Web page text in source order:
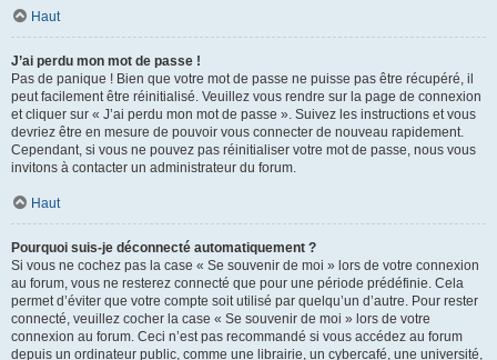
Haut
J’ai perdu mon mot de passe !
Pas de panique ! Bien que votre mot de passe ne puisse pas être récupéré, il
peut facilement être réinitialisé. Veuillez vous rendre sur la page de connexion
et cliquer sur « J’ai perdu mon mot de passe ». Suivez les instructions et vous
devriez être en mesure de pouvoir vous connecter de nouveau rapidement.
Cependant, si vous ne pouvez pas réinitialiser votre mot de passe, nous vous
invitons à contacter un administrateur du forum.
Haut
Pourquoi suis-je déconnecté automatiquement ?
Si vous ne cochez pas la case « Se souvenir de moi » lors de votre connexion
au forum, vous ne resterez connecté que pour une période prédéfinie. Cela
permet d’éviter que votre compte soit utilisé par quelqu’un d’autre. Pour rester
connecté, veuillez cocher la case « Se souvenir de moi » lors de votre
connexion au forum. Ceci n’est pas recommandé si vous accédez au forum
depuis un ordinateur public, comme une librairie, un cybercafé, une université,